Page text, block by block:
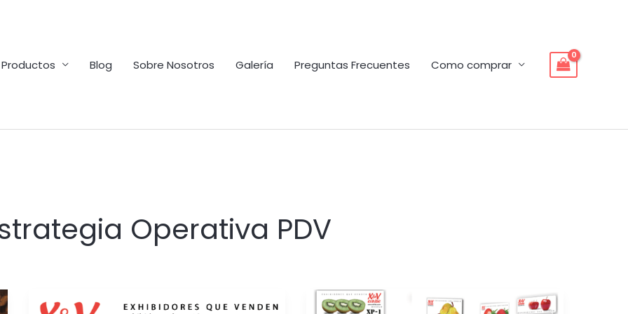
Productos
Blog Sobre Nosotros Galería Preguntas Frecuentes Como comprar
Operativa PDV